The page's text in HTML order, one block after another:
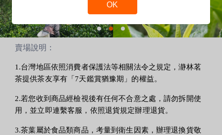
賣場說明：
1.台灣地區依照消費者保護法等相關法令之規定，瀞林茗
茶提供茶友享有「7天鑑賞猶豫期」的權益。
2.若您收到商品經檢視後有任何不合意之處，請勿拆開使
用，並立即連繫客服，依照退貨規定辦理退貨。
3.茶葉屬於食品類商品，考量到衛生因素，辦理退換貨敬
OK
Focus